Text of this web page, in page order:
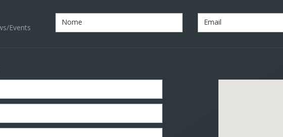
Events
Nome Email